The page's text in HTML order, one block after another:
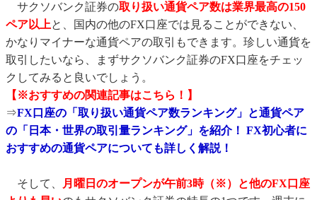
サクソバンク証券の取り扱い通貨ペア数は業界最高の150
ペア以上と、国内の他のFX口座では見ることができない、
かなりマイナーな通貨ペアの取引もできます。珍しい通貨を
取引したいなら、まずサクソバンク証券のFX口座をチェッ
クしてみると良いでしょう。
【※おすすめの関連記事はこちら！】
⇒FX口座の「取り扱い通貨ペア数ランキング」と通貨ペア
の「日本・世界の取引量ランキング」を紹介！ FX初心者に
おすすめの通貨ペアについても詳しく解説！
そして、
月曜日のオープンが午前3時（※）と他のFX口座